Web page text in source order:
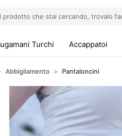
Turchi Accappatoi
Abbigliamento Pantaloncini